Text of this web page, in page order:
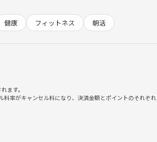
す。
シュ」できる
健康 フィットネス 朝活
ます。
料率がキャンセル料になり、決済金額とポイントのそれぞれ